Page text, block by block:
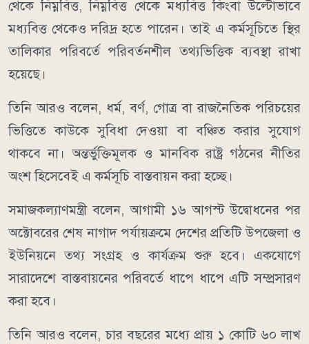
থেকে নিম্নবিত্ত, নিম্নবিত্ত থেকে মধ্যবিত্ত কিংবা উল্টোভাবে
মধ্যবিত্ত থেকেও দরিদ্র হতে পারেন। তাই এ কর্মসূচিতে স্থির
তালিকার পরিবর্তে পরিবর্তনশীল তথ্যভিত্তিক ব্যবস্থা রাখা
হয়েছে।
তিনি আরও বলেন, ধর্ম, বর্ণ, গোত্র বা রাজনৈতিক পরিচয়ের
ভিত্তিতে কাউকে সুবিধা দেওয়া বা বঞ্চিত করার সুযোগ
থাকবে না। অন্তর্ভুক্তিমূলক ও মানবিক রাষ্ট্র গঠনের নীতির
অংশ হিসেবেই এ কর্মসূচি বাস্তবায়ন করা হচ্ছে।
সমাজকল্যাণমন্ত্রী বলেন, আগামী ১৬ আগস্ট উদ্বোধনের পর
অক্টোবরের শেষ নাগাদ পর্যায়ক্রমে দেশের প্রতিটি উপজেলা ও
ইউনিয়নে তথ্য সংগ্রহ ও কার্যক্রম শুরু হবে। একযোগে
সারাদেশে বাস্তবায়নের পরিবর্তে ধাপে ধাপে এটি সম্প্রসারণ
করা হবে।
তিনি আরও বলেন, চার বছরের মধ্যে প্রায় ১ কোটি ৬০ লাখ